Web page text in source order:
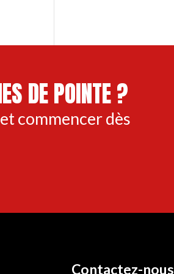
DE POINTE ?
commencer dès
Contactez-nous